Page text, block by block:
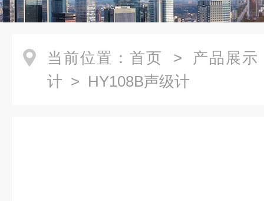
当前位置： 首页 > 产品展示
计 > HY108B声级计